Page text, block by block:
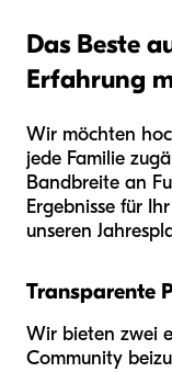
Das Beste
Erfahrung
Wir möchten
jede Familie
Bandbreite an
Ergebnisse für
unseren
Transparente
Wir bieten zwei
Community